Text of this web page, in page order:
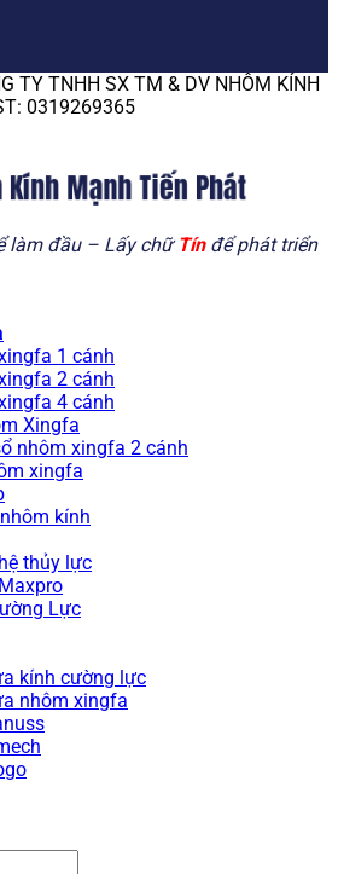
TY TNHH SX TM & DV NHÔM KÍNH
0319269365
Kính Mạnh Tiến Phát
làm đầu – Lấy chữTínđể phát triển
1 cánh
2 cánh
4 cánh
Xingfa
nhôm xingfa 2 cánh
xingfa
kính
thủy lực
Lực
kính cường lực
nhôm xingfa